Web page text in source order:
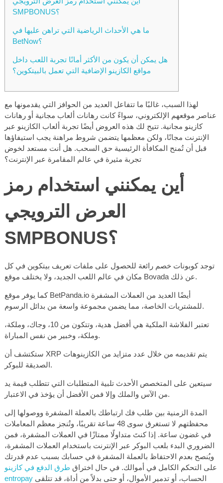
SMPBONUS؟
ما هي الأحداث الرياضية التي تراهن عليها في
BetNow؟
هل يمكن أن يكون من الأكثر أمانًا تجربة اللعب داخل
مواقع الكازينو الإضافية التي تعمل بالبيتكوين؟
لهذا السبب، غالبًا ما تتفاعل العديد من الحوافز التي يقدمونها مع
عناصر موقعهم الإلكتروني، سواءً كانت رهانات ألعاب مجانية أو رهانات
كازينو مجانية. تتيح لك هذه العروض أيضًا تجربة ألعاب الكازينو عبر
الإنترنت مجانًا، ولكن معظمها يتضمن شروط مراهنة يجب استيفاؤها
قبل أن تُمنح المكافأة الرئيسية حق السحب. هل أنت مستعد لخوض
تجربة مثيرة في عالم المقامرة عبر الإنترنت؟
أين يمكنني استخدام رمز
العرض الترويجي
SMPBONUS؟
توجد كوبونات خصم رائعة للحصول على ملفات تعريف بيتكوين في كل
مكان في عالم اللعب الجديد، ولا يختلف موقع Bovada عن ذلك.
كما يوفر موقع BetPanda.io أيضًا العديد من العملات المشفرة
للمشتريات الخاصة، مما يضمن مجموعة واسعة من بدائل الرسوم.
تعتبر الفلاشة الملكية هي أفضل هدية، وتتكون من 10، وجاك، وملكة،
وملكة، وخبير من نفس المباراة.
ستكتشف أن XRP يتم تقديمه من خلال عدد متزايد من الكازينوهات
الصديقة للبوكر.
سيتعين على المتخصص الأحدث تلبية المتطلبات التي تتطلب قيمة يد
من الآس والملك وإلا فمن الأفضل أن يؤخذ في الاعتبار.
المدة الزمنية بين طلب فك ارتباطك بالعملة المشفرة ووصولها إلى
محفظتهم لا تستغرق سوى 48 ساعة تقريبًا، وتُنجز معظم المعاملات
في غضون ساعة. إذا كنتَ متداولًا ممتازًا في العملات المشفرة، فمن
الضروري البدء بلعب البوكر عبر الإنترنت باستخدام العملات المشفرة،
ويُنصح بعدم الاحتفاظ بالعملة المشفرة في حسابك بسبب عدم قدرتك
على التحكم الكامل في أموالك. في حال اختراق طرق الدفع في كازينو
entropay